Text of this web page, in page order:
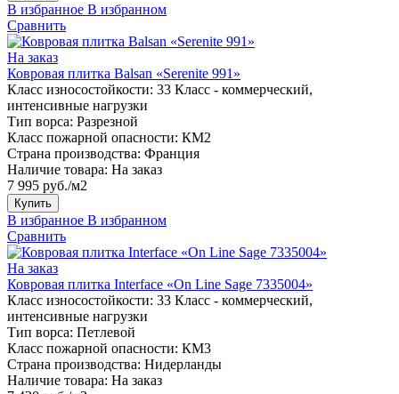
В избранное В избранном
Сравнить
На заказ
Ковровая плитка Balsan «Serenite 991»
Класс износостойкости: 33 Класс - коммерческий,
интенсивные нагрузки
Тип ворса: Разрезной
Класс пожарной опасности: КМ2
Страна производства: Франция
Наличие товара: На заказ
7 995 руб./м2
Купить
В избранное В избранном
Сравнить
На заказ
Ковровая плитка Interface «On Line Sage 7335004»
Класс износостойкости: 33 Класс - коммерческий,
интенсивные нагрузки
Тип ворса: Петлевой
Класс пожарной опасности: КМ3
Страна производства: Нидерланды
Наличие товара: На заказ